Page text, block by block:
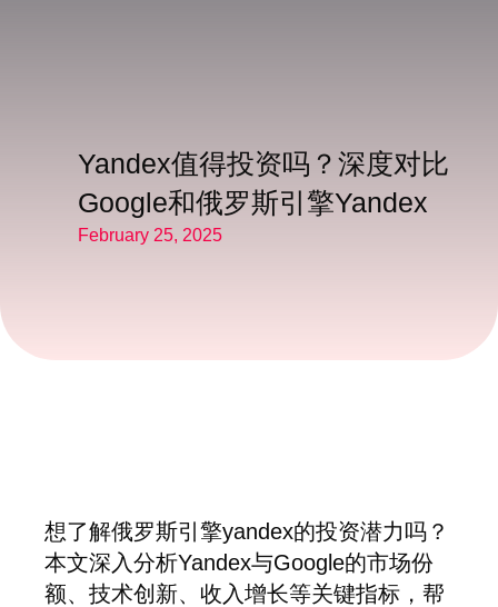
Yandex值得投资吗？深度对比
Google和俄罗斯引擎Yandex
February 25, 2025
想了解俄罗斯引擎yandex的投资潜力吗？
本文深入分析Yandex与Google的市场份
额、技术创新、收入增长等关键指标，帮